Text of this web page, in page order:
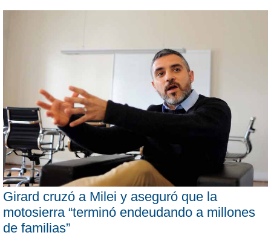
Girard cruzó a Milei y aseguró que la
motosierra “terminó endeudando a millones
de familias”